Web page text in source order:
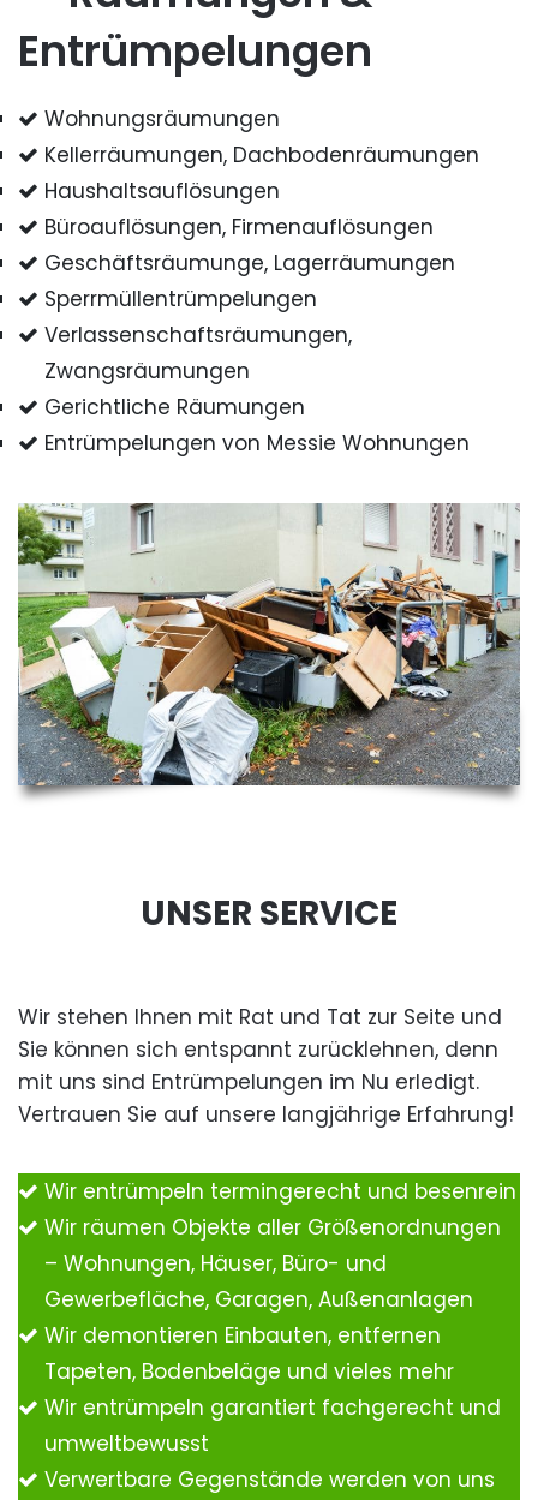
Entrümpelungen
Wohnungsräumungen
Kellerräumungen, Dachbodenräumungen
Haushaltsauflösungen
Büroauflösungen, Firmenauflösungen
Geschäftsräumunge, Lagerräumungen
Sperrmüllentrümpelungen
Verlassenschaftsräumungen,
Zwangsräumungen
Gerichtliche Räumungen
Entrümpelungen von Messie Wohnungen
UNSER SERVICE
Wir stehen Ihnen mit Rat und Tat zur Seite und
Sie können sich entspannt zurücklehnen, denn
mit uns sind Entrümpelungen im Nu erledigt.
Vertrauen Sie auf unsere langjährige Erfahrung!
Wir entrümpeln termingerecht und besenrein
Wir räumen Objekte aller Größenordnungen
– Wohnungen, Häuser, Büro- und
Gewerbefläche, Garagen, Außenanlagen
Wir demontieren Einbauten, entfernen
Tapeten, Bodenbeläge und vieles mehr
Wir entrümpeln garantiert fachgerecht und
umweltbewusst
Verwertbare Gegenstände werden von uns